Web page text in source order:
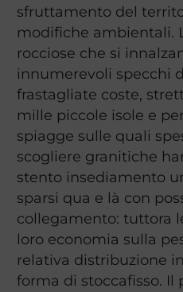
sfruttamento del
modifiche ambientali.
rocciose che si
innumerevoli specchi
frastagliate coste,
mille piccole isole e
spiagge sulle quali
scogliere granitiche
stento insediamento
sparsi qua e là con
collegamento: tuttora
loro economia sulla
relativa distribuzione
forma di stoccafisso. Il